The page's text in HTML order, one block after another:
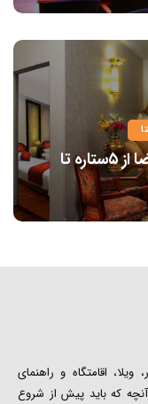
معرفی هتل های نزدیک حرم امام رضا از ۵ستاره تا
ویلا، اقامتگاه و راهنمای
که باید پیش از شروع